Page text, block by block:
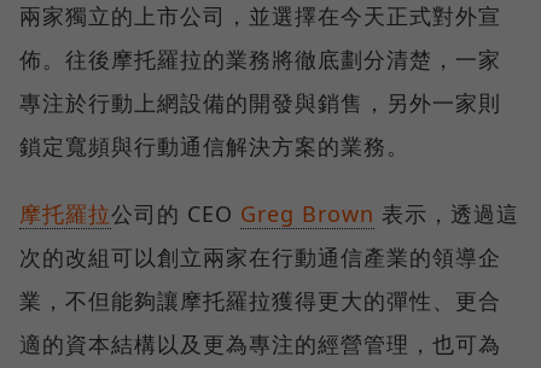
兩家獨立的上市公司，並選擇在今天正式對外宣
佈。往後摩托羅拉的業務將徹底劃分清楚，一家
專注於行動上網設備的開發與銷售，另外一家則
鎖定寬頻與行動通信解決方案的業務。
摩托羅拉公司的 CEO Greg Brown 表示，透過這
次的改組可以創立兩家在行動通信產業的領導企
業，不但能夠讓摩托羅拉獲得更大的彈性、更合
適的資本結構以及更為專注的經營管理，也可為